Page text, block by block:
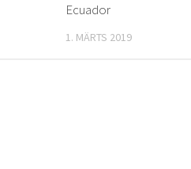
Ecuador
1. MÄRTS 2019